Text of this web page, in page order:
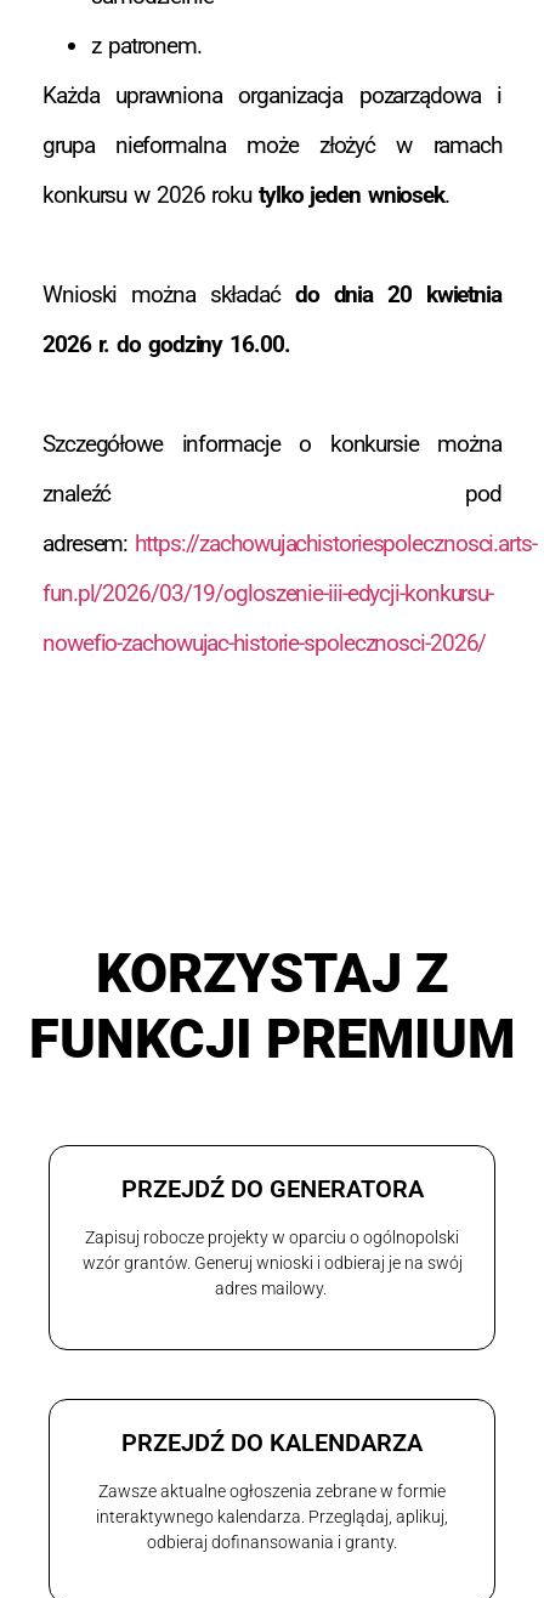
z patronem.
Każda uprawniona organizacja pozarządowa i
grupa nieformalna może złożyć w ramach
konkursu w 2026 roku tylko jeden wniosek.
Wnioski można składać do dnia 20 kwietnia
2026 r. do godziny 16.00.
Szczegółowe informacje o konkursie można
znaleźć pod
adresem: https://zachowujachistoriespolecznosci.arts-
fun.pl/2026/03/19/ogloszenie-iii-edycji-konkursu-
nowefio-zachowujac-historie-spolecznosci-2026/
KORZYSTAJ Z
FUNKCJI PREMIUM
PRZEJDŹ DO GENERATORA
Zapisuj robocze projekty w oparciu o ogólnopolski
wzór grantów. Generuj wnioski i odbieraj je na swój
adres mailowy.
PRZEJDŹ DO KALENDARZA
Zawsze aktualne ogłoszenia zebrane w formie
interaktywnego kalendarza. Przeglądaj, aplikuj,
odbieraj dofinansowania i granty.